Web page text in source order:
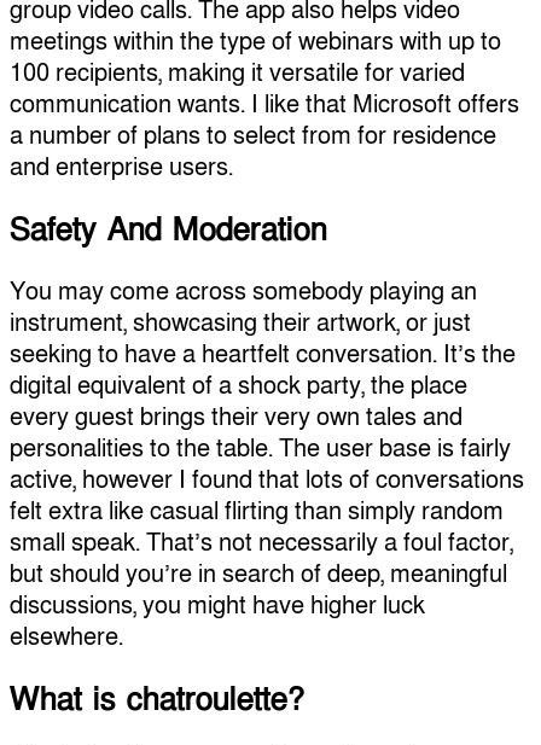
group video calls. The app also helps video
meetings within the type of webinars with up to
100 recipients, making it versatile for varied
communication wants. I like that Microsoft offers
a number of plans to select from for residence
and enterprise users.
Safety And Moderation
You may come across somebody playing an
instrument, showcasing their artwork, or just
seeking to have a heartfelt conversation. It’s the
digital equivalent of a shock party, the place
every guest brings their very own tales and
personalities to the table. The user base is fairly
active, however I found that lots of conversations
felt extra like casual flirting than simply random
small speak. That’s not necessarily a foul factor,
but should you’re in search of deep, meaningful
discussions, you might have higher luck
elsewhere.
What is chatroulette?